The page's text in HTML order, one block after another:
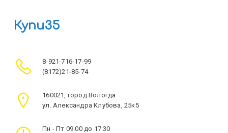
Купи35
8-921-716-17-99
(8172)21-85-74
160021, город Вологда
ул. Александра Клубова, 25к5
Пн - Пт 09.00 до 17.30